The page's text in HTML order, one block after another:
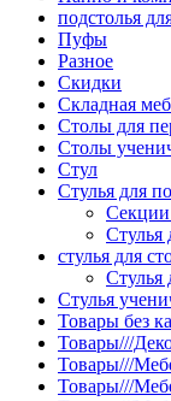
подстолья
Пуфы
Разное
Скидки
Складная
Столы для
Столы
Стул
Стулья для
Секции
Стулья
стулья для
Стулья
Стулья
Товары без
Товары///
Товары///
Товары///